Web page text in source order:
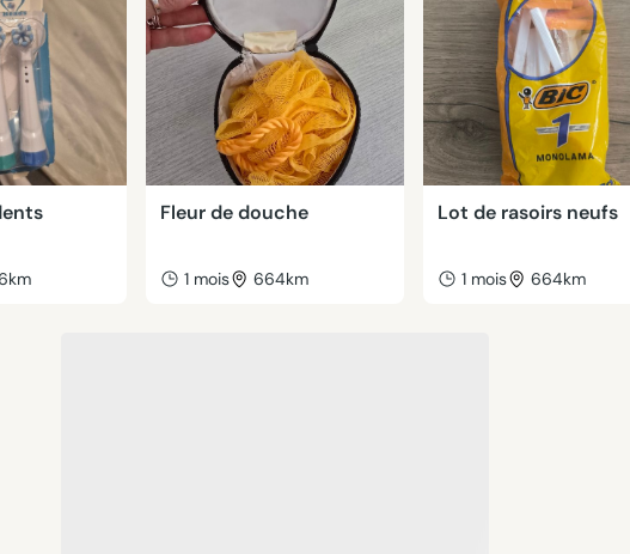
Fleur de douche
1 mois 664km
Lot de rasoirs neufs
1 mois 664km